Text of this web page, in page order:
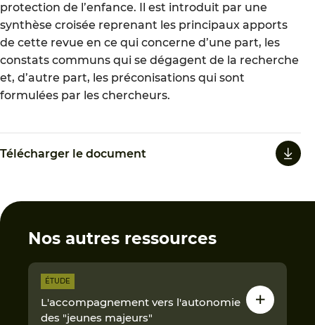
protection de l’enfance. Il est introduit par une
synthèse croisée reprenant les principaux apports
de cette revue en ce qui concerne d’une part, les
constats communs qui se dégagent de la recherche
et, d’autre part, les préconisations qui sont
formulées par les chercheurs.
Télécharger le document
Nos autres ressources
ÉTUDE
L'accompagnement vers l'autonomie
des "jeunes majeurs"